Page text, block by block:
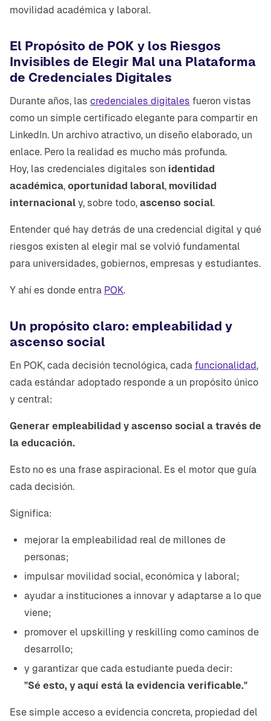
movilidad académica y laboral.
El Propósito de POK y los Riesgos
Invisibles de Elegir Mal una Plataforma
de Credenciales Digitales
Durante años, las credenciales digitales fueron vistas
como un simple certificado elegante para compartir en
LinkedIn. Un archivo atractivo, un diseño elaborado, un
enlace. Pero la realidad es mucho más profunda.
Hoy, las credenciales digitales son identidad
académica, oportunidad laboral, movilidad
internacional y, sobre todo, ascenso social.
Entender qué hay detrás de una credencial digital y qué
riesgos existen al elegir mal se volvió fundamental
para universidades, gobiernos, empresas y estudiantes.
Y ahí es donde entra POK.
Un propósito claro: empleabilidad y
ascenso social
En POK, cada decisión tecnológica, cada funcionalidad,
cada estándar adoptado responde a un propósito único
y central:
Generar empleabilidad y ascenso social a través de
la educación.
Esto no es una frase aspiracional. Es el motor que guía
cada decisión.
Significa:
mejorar la empleabilidad real de millones de
personas;
impulsar movilidad social, económica y laboral;
ayudar a instituciones a innovar y adaptarse a lo que
viene;
promover el upskilling y reskilling como caminos de
desarrollo;
y garantizar que cada estudiante pueda decir:
"Sé esto, y aquí está la evidencia verificable."
Ese simple acceso a evidencia concreta, propiedad del